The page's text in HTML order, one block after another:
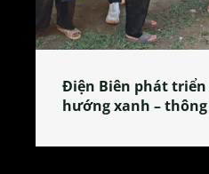
du lịch theo
minh – bền vững